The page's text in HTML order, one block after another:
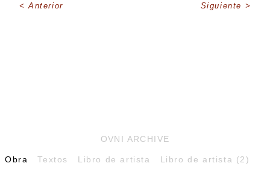
OVNI ARCHIVE
Obra Textos Libro de artista Libro de artista (2)
Anterior Siguiente